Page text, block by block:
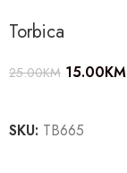
Torbica
25.00KM 15.00KM
SKU: TB665